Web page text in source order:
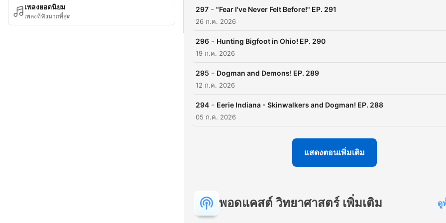
เพลงยอดนิยม
เพลงที่ฟังมากที่สุด
297 - "Fear I've Never Felt Before!" EP. 291
26 ก.ค. 2026
296 - Hunting Bigfoot in Ohio! EP. 290
19 ก.ค. 2026
295 - Dogman and Demons! EP. 289
12 ก.ค. 2026
294 - Eerie Indiana - Skinwalkers and Dogman! EP. 288
05 ก.ค. 2026
แสดงตอนเพิ่มเติม
พอดแคสต์ วิทยาศาสตร์ เพิ่มเติม ดู